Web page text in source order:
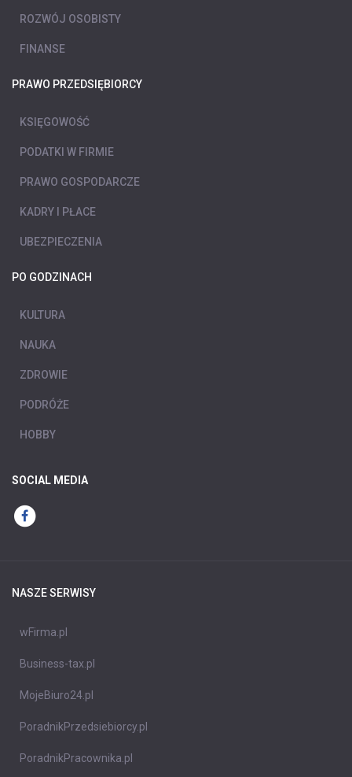
ROZWÓJ OSOBISTY
FINANSE
PRAWO PRZEDSIĘBIORCY
KSIĘGOWOŚĆ
PODATKI W FIRMIE
PRAWO GOSPODARCZE
KADRY I PŁACE
UBEZPIECZENIA
PO GODZINACH
KULTURA
NAUKA
ZDROWIE
PODRÓŻE
HOBBY
SOCIAL MEDIA
NASZE SERWISY
wFirma.pl
Business-tax.pl
MojeBiuro24.pl
PoradnikPrzedsiebiorcy.pl
PoradnikPracownika.pl